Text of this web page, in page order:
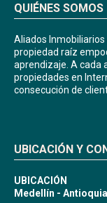
QUIÉNES SOMOS
Aliados
propiedad raíz
aprendizaje. A cada
propiedades en
consecución de
UBICACIÓN Y
UBICACIÓN
Medellín -